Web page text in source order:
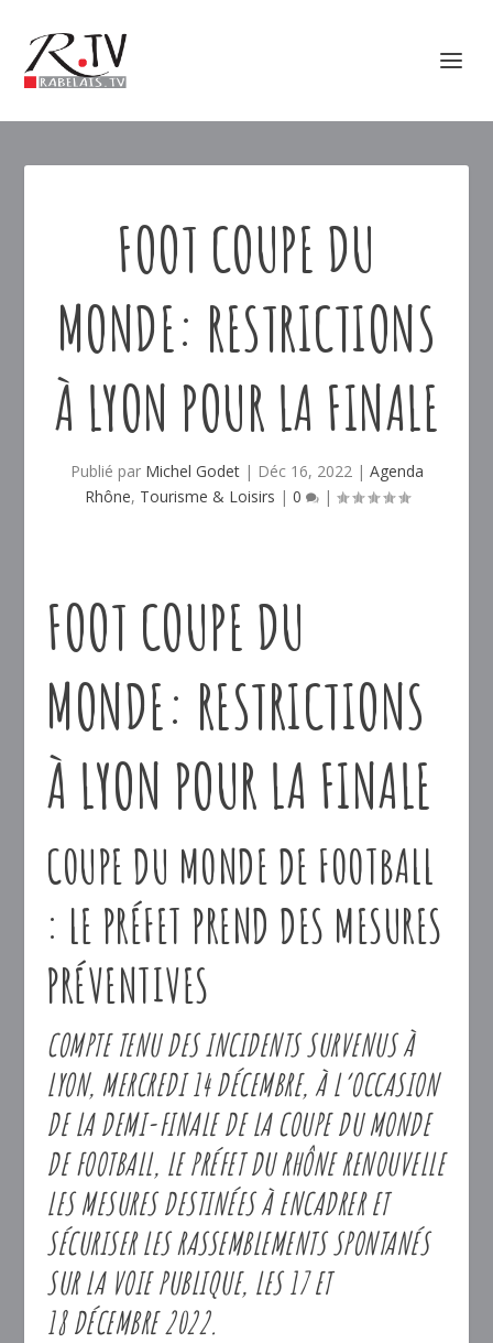
FOOT COUPE DU
MONDE: RESTRICTIONS
À LYON POUR LA FINALE
Publié par Michel Godet| Déc 16, 2022| Agenda
Rhône, Tourisme & Loisirs | 0 |
FOOT COUPE DU
MONDE: RESTRICTIONS
À LYON POUR LA FINALE
COUPE DU MONDE DE FOOTBALL
: LE PRÉFET PREND DES MESURES
PRÉVENTIVES
COMPTE TENU DES INCIDENTS SURVENUS À
LYON, MERCREDI 14 DÉCEMBRE, À L’OCCASION
DE LA DEMI-FINALE DE LA COUPE DU MONDE
DE FOOTBALL, LE PRÉFET DU RHÔNE RENOUVELLE
LES MESURES DESTINÉES À ENCADRER ET
SÉCURISER LES RASSEMBLEMENTS SPONTANÉS
SUR LA VOIE PUBLIQUE, LES 17 ET
18 DÉCEMBRE 2022.